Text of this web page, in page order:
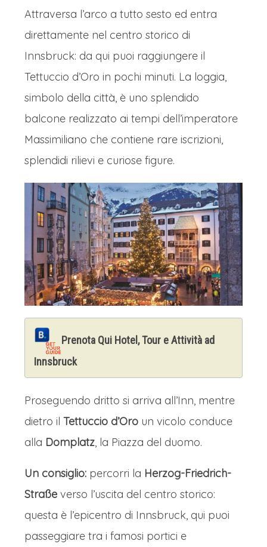
Attraversa l’arco a tutto sesto ed entra
direttamente nel centro storico di
Innsbruck: da qui puoi raggiungere il
Tettuccio d’Oro in pochi minuti. La loggia,
simbolo della città, è uno splendido
balcone realizzato ai tempi dell’imperatore
Massimiliano che contiene rare iscrizioni,
splendidi rilievi e curiose figure.
Prenota Qui Hotel, Tour e Attività ad
Innsbruck
Proseguendo dritto si arriva all’Inn, mentre
dietro il Tettuccio d’Oro un vicolo conduce
alla Domplatz, la Piazza del duomo.
Un consiglio: percorri la Herzog-Friedrich-
Straße verso l’uscita del centro storico:
questa è l’epicentro di Innsbruck, qui puoi
passeggiare tra i famosi portici e